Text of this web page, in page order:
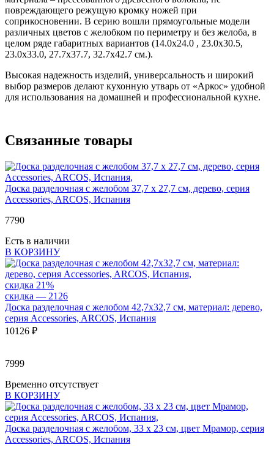
повреждающего режущую кромку ножей при
соприкосновении. В серию вошли прямоугольные модели
различных цветов с желобком по периметру и без желоба, в
целом ряде габаритных вариантов (14.0х24.0 , 23.0х30.5,
23.0х33.0, 27.7х37.7, 32.7х42.7 см.).
Высокая надежность изделий, универсальность и широкий
выбор размеров делают кухонную утварь от «Аркос» удобной
для использования на домашней и профессиональной кухне.
Связанные товары
Доска разделочная с желобом 37,7 х 27,7 см, дерево, серия
Accessories, ARCOS, Испания
7790
Есть в наличии
В КОРЗИНУ
скидка 21%
скидка — 2126
Доска разделочная с желобом 42,7х32,7 см, материал: дерево,
серия Accessories, ARCOS, Испания
10126 ₽
7999
Временно отсутствует
В КОРЗИНУ
Доска разделочная с желобом, 33 х 23 см, цвет Мрамор, серия
Accessories, ARCOS, Испания